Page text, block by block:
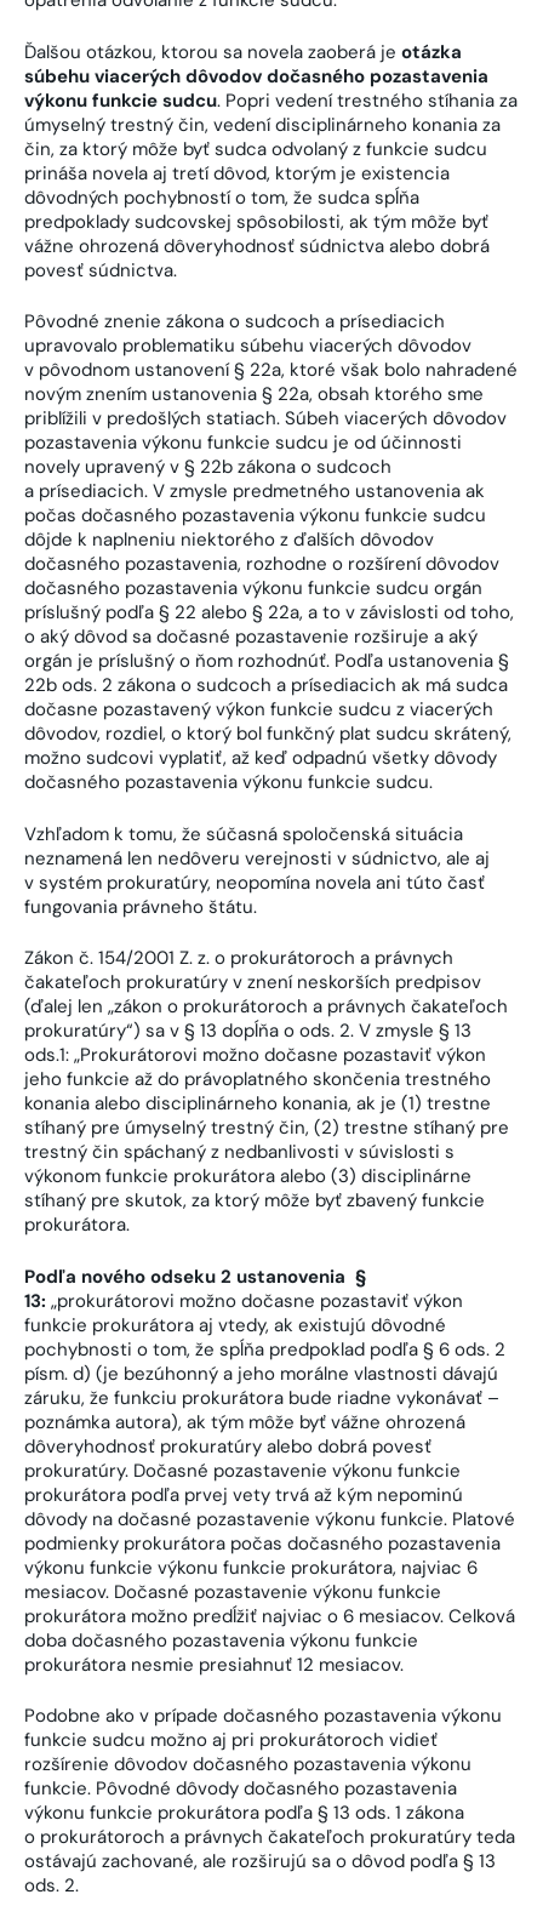
Ďalšou otázkou, ktorou sa novela zaoberá je otázka
súbehu viacerých dôvodov dočasného pozastavenia
výkonu funkcie sudcu. Popri vedení trestného stíhania za
úmyselný trestný čin, vedení disciplinárneho konania za
čin, za ktorý môže byť sudca odvolaný z funkcie sudcu
prináša novela aj tretí dôvod, ktorým je existencia
dôvodných pochybností o tom, že sudca spĺňa
predpoklady sudcovskej spôsobilosti, ak tým môže byť
vážne ohrozená dôveryhodnosť súdnictva alebo dobrá
povesť súdnictva.
Pôvodné znenie zákona o sudcoch a prísediacich
upravovalo problematiku súbehu viacerých dôvodov
v pôvodnom ustanovení § 22a, ktoré však bolo nahradené
novým znením ustanovenia § 22a, obsah ktorého sme
priblížili v predošlých statiach. Súbeh viacerých dôvodov
pozastavenia výkonu funkcie sudcu je od účinnosti
novely upravený v § 22b zákona o sudcoch
a prísediacich. V zmysle predmetného ustanovenia ak
počas dočasného pozastavenia výkonu funkcie sudcu
dôjde k naplneniu niektorého z ďalších dôvodov
dočasného pozastavenia, rozhodne o rozšírení dôvodov
dočasného pozastavenia výkonu funkcie sudcu orgán
príslušný podľa § 22 alebo § 22a, a to v závislosti od toho,
o aký dôvod sa dočasné pozastavenie rozširuje a aký
orgán je príslušný o ňom rozhodnúť. Podľa ustanovenia §
22b ods. 2 zákona o sudcoch a prísediacich ak má sudca
dočasne pozastavený výkon funkcie sudcu z viacerých
dôvodov, rozdiel, o ktorý bol funkčný plat sudcu skrátený,
možno sudcovi vyplatiť, až keď odpadnú všetky dôvody
dočasného pozastavenia výkonu funkcie sudcu.
Vzhľadom k tomu, že súčasná spoločenská situácia
neznamená len nedôveru verejnosti v súdnictvo, ale aj
v systém prokuratúry, neopomína novela ani túto časť
fungovania právneho štátu.
Zákon č. 154/2001 Z. z. o prokurátoroch a právnych
čakateľoch prokuratúry v znení neskorších predpisov
(ďalej len „zákon o prokurátoroch a právnych čakateľoch
prokuratúry“) sa v § 13 dopĺňa o ods. 2. V zmysle § 13
ods.1: „Prokurátorovi možno dočasne pozastaviť výkon
jeho funkcie až do právoplatného skončenia trestného
konania alebo disciplinárneho konania, ak je (1) trestne
stíhaný pre úmyselný trestný čin, (2) trestne stíhaný pre
trestný čin spáchaný z nedbanlivosti v súvislosti s
výkonom funkcie prokurátora alebo (3) disciplinárne
stíhaný pre skutok, za ktorý môže byť zbavený funkcie
prokurátora.
Podľa nového odseku 2 ustanovenia §
13: „prokurátorovi možno dočasne pozastaviť výkon
funkcie prokurátora aj vtedy, ak existujú dôvodné
pochybnosti o tom, že spĺňa predpoklad podľa § 6 ods. 2
písm. d) (je bezúhonný a jeho morálne vlastnosti dávajú
záruku, že funkciu prokurátora bude riadne vykonávať –
poznámka autora), ak tým môže byť vážne ohrozená
dôveryhodnosť prokuratúry alebo dobrá povesť
prokuratúry. Dočasné pozastavenie výkonu funkcie
prokurátora podľa prvej vety trvá až kým nepominú
dôvody na dočasné pozastavenie výkonu funkcie. Platové
podmienky prokurátora počas dočasného pozastavenia
výkonu funkcie výkonu funkcie prokurátora, najviac 6
mesiacov. Dočasné pozastavenie výkonu funkcie
prokurátora možno predĺžiť najviac o 6 mesiacov. Celková
doba dočasného pozastavenia výkonu funkcie
prokurátora nesmie presiahnuť 12 mesiacov.
Podobne ako v prípade dočasného pozastavenia výkonu
funkcie sudcu možno aj pri prokurátoroch vidieť
rozšírenie dôvodov dočasného pozastavenia výkonu
funkcie. Pôvodné dôvody dočasného pozastavenia
výkonu funkcie prokurátora podľa § 13 ods. 1 zákona
o prokurátoroch a právnych čakateľoch prokuratúry teda
ostávajú zachované, ale rozširujú sa o dôvod podľa § 13
ods. 2.